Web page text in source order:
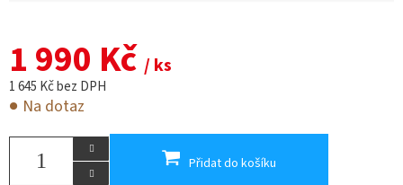
1 990 Kč / ks
1 645 Kč bez DPH
Na dotaz
Přidat do košíku